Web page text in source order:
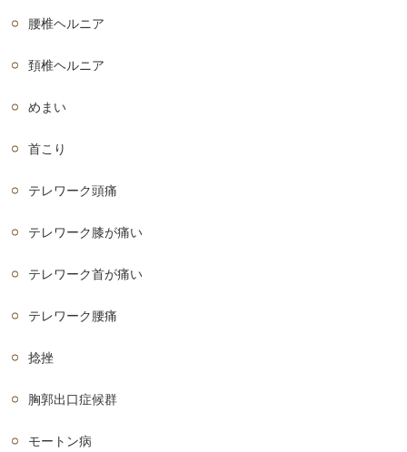
腰椎ヘルニア
頚椎ヘルニア
めまい
首こり
テレワーク頭痛
テレワーク膝が痛い
テレワーク首が痛い
テレワーク腰痛
捻挫
胸郭出口症候群
モートン病